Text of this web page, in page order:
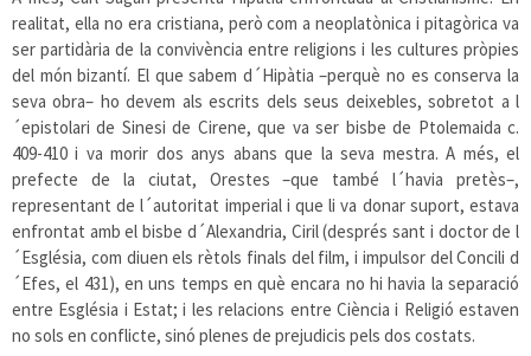
realitat, ella no era cristiana, però com a neoplatònica i pitagòrica va
ser partidària de la convivència entre religions i les cultures pròpies
del món bizantí. El que sabem d´Hipàtia –perquè no es conserva la
seva obra– ho devem als escrits dels seus deixebles, sobretot a l
´epistolari de Sinesi de Cirene, que va ser bisbe de Ptolemaida c.
409-410 i va morir dos anys abans que la seva mestra. A més, el
prefecte de la ciutat, Orestes –que també l´havia pretès–,
representant de l´autoritat imperial i que li va donar suport, estava
enfrontat amb el bisbe d´Alexandria, Ciril (després sant i doctor de l
´Església, com diuen els rètols finals del film, i impulsor del Concili d
´Efes, el 431), en uns temps en què encara no hi havia la separació
entre Església i Estat; i les relacions entre Ciència i Religió estaven
no sols en conflicte, sinó plenes de prejudicis pels dos costats.